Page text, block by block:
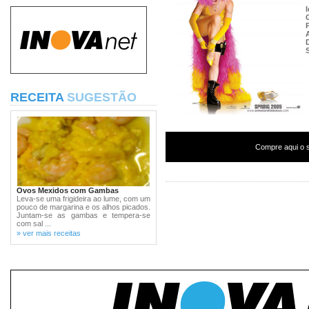
RECEITA SUGESTÃO
Ovos Mexidos com Gambas
Leva-se uma frigideira ao lume, com um
pouco de margarina e os alhos picados.
Juntam-se as gambas e tempera-se
com sal ...
» ver mais receitas
Compre aqui o